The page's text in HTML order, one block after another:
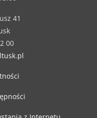
41
00